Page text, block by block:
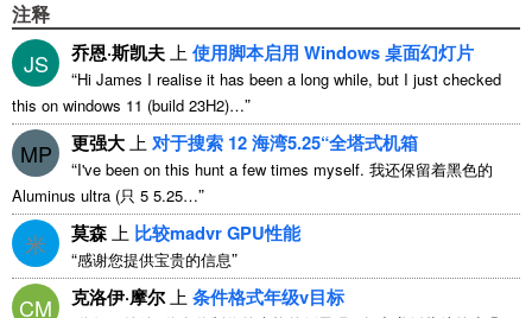
注释
JS 乔恩·斯凯夫上使用脚本启用 Windows 桌面幻灯片
“Hi James I realise it has been a long while, but I just checked
this on windows 11 (build 23H2)…”
MP 更强大上对于搜索 12 海湾5.25“全塔式机箱
“I've been on this hunt a few times myself. 我还保留着黑色的
Aluminus ultra (只 5 5.25…”
米 莫森上 比较madvr GPU性能
“感谢您提供宝贵的信息”
CM 克洛伊·摩尔上条件格式年级v目标